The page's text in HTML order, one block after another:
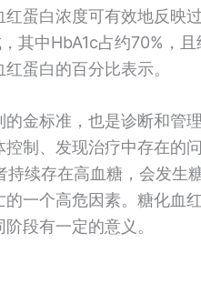
蛋白浓度可有效地反映
其中HbA1c占约70%，
蛋白的百分比表示。
金标准，也是诊断和管
制、发现治疗中存在的
续存在高血糖，会发生
一个高危因素。糖化血
段有一定的意义。